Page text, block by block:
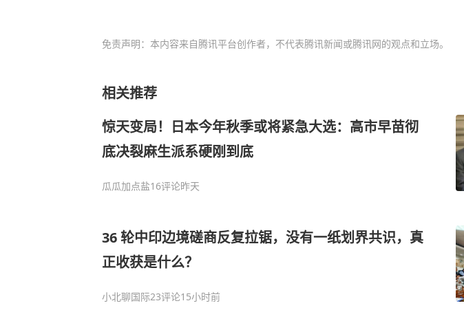
免责声明：本内容来自腾讯平台创作者，不代表腾讯新闻或腾讯网的观点和立场。
相关推荐
惊天变局！日本今年秋季或将紧急大选：高市早苗彻
底决裂麻生派系硬刚到底
瓜瓜加点盐16评论昨天
36 轮中印边境磋商反复拉锯，没有一纸划界共识，真
正收获是什么？
小北聊国际23评论15小时前